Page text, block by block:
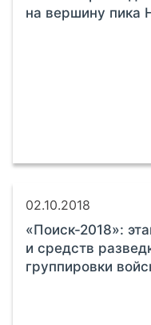
на вершину пика
02.10.2018
«Поиск-2018»:
и средств
группировки